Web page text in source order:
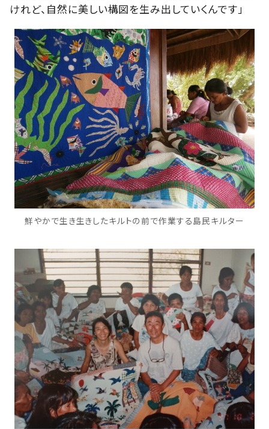
けれど、自然に美しい構図を生み出していくんです」
鮮やかで生き生きしたキルトの前で作業する島民キルター